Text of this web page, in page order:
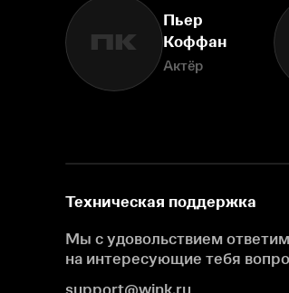
ПК
Пьер
Коффан
Актёр
Техническая поддержка
Мы с удовольствием ответим
на интересующие тебя
support@wink.ru